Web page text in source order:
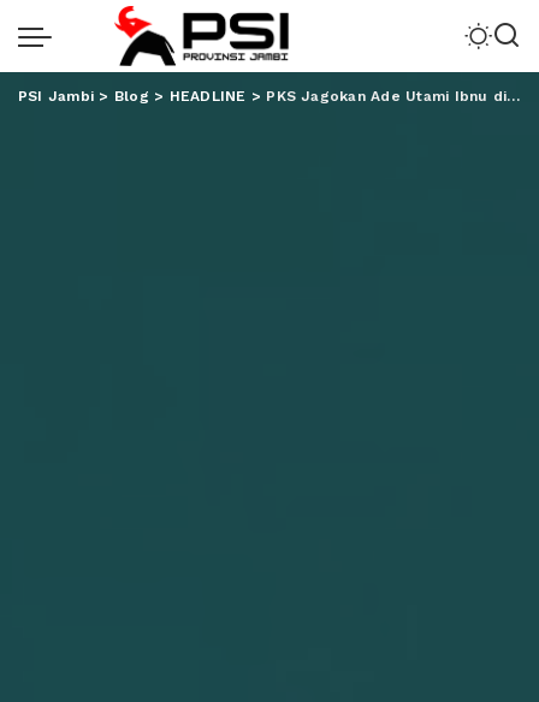
PSI Jambi > Blog > HEADLINE > PKS Jagokan Ade Utami Ibnu di Pilwakot